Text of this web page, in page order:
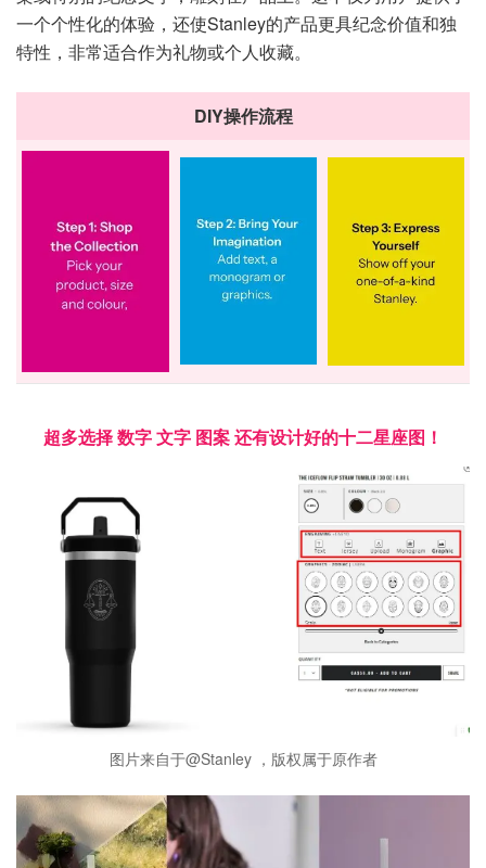
一个个性化的体验，还使Stanley的产品更具纪念价值和独
特性，非常适合作为礼物或个人收藏。
DIY操作流程
超多选择 数字 文字 图案 还有设计好的十二星座图！
图片来自于@Stanley ，版权属于原作者